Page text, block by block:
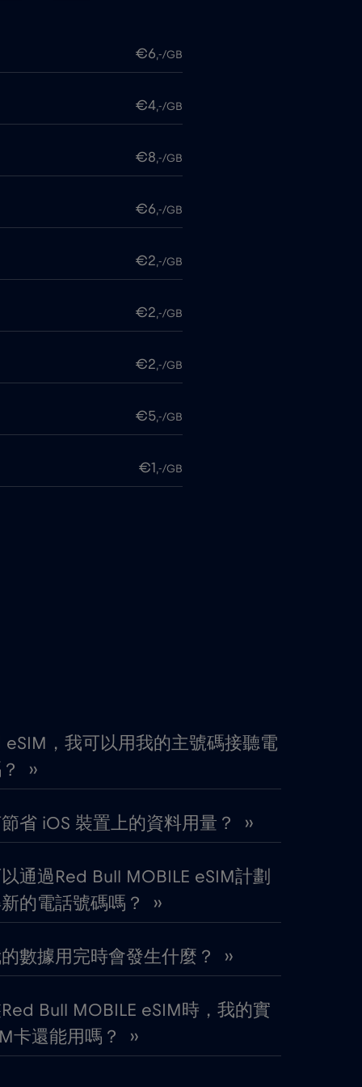
€6,-/GB
€4,-/GB
€8,-/GB
€6,-/GB
€2,-/GB
€2,-/GB
€2,-/GB
€5,-/GB
€1 ,-/GB
€12,-/GB
€2 ,-/GB
€4
eSIM，我可以用我的主號碼接聽電
››
省 iOS 裝置上的資料用量？ ››
通過Red Bull MOBILE eSIM計劃
的電話號碼嗎？ ››
數據用完時會發生什麼？ ››
Bull MOBILE eSIM時，我的實
卡還能用嗎？ ››